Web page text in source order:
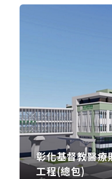
彰化基督教醫療
工程(總包)